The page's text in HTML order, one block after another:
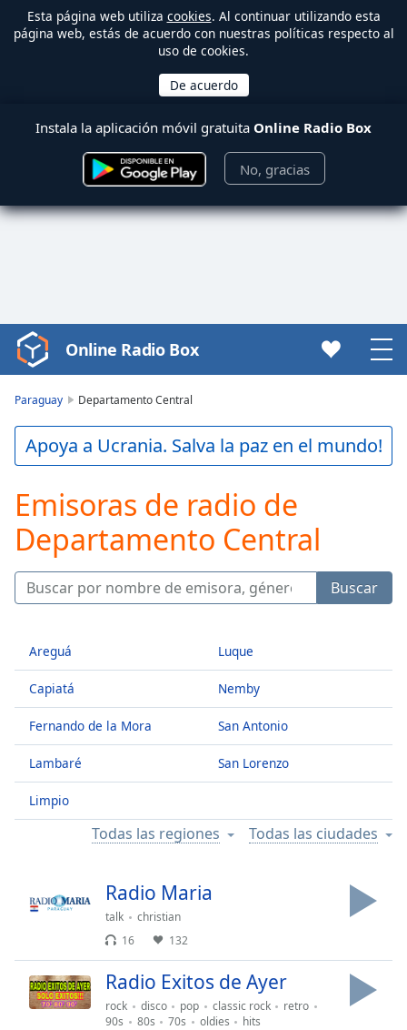
Esta página web utiliza cookies. Al continuar utilizando esta
página web, estás de acuerdo con nuestras políticas respecto al
uso de cookies.
Instala la aplicación móvil gratuita Online Radio Box
No, gracias
Video
Player
Play
Video
Skip
Backward
Skip
Forward
Current
Time0:00
Duration -:-
Loaded:
0.00%
Stream
TypeLIVE
Seek to
live,
currently
behind
LIVE
Remaining
Chapters
Online Radio Box
Paraguay Departamento Central
Apoya a Ucrania. Salva la paz en el mundo!
Emisoras de radio de
Departamento Central
Buscar
Areguá
Capiatá
Fernando de la Mora
Lambaré
Limpio
Luque
Nemby
San Antonio
San Lorenzo
Todas las ciudades
Todas las regiones
Radio Maria
talk
christian
16
132
Radio Exitos de Ayer
rock disco pop classic rock
retro
90s
80s 70s oldies
hits